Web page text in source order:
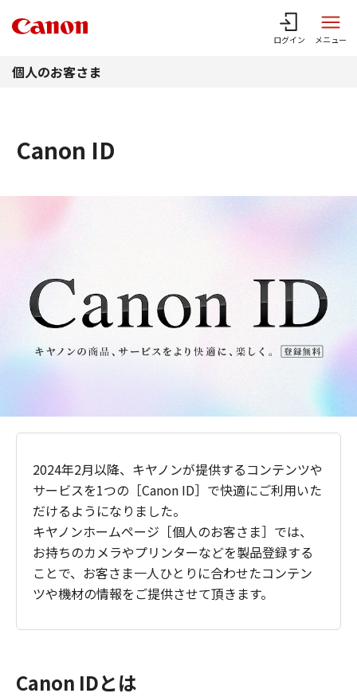
ログイン メニュー
個人のお客さま
Canon ID
2024年2月以降、キヤノンが提供するコンテンツや
サービスを1つの［Canon ID］で快適にご利用いた
だけるようになりました。
キヤノンホームページ［個人のお客さま］では、
お持ちのカメラやプリンターなどを製品登録する
ことで、お客さま一人ひとりに合わせたコンテン
ツや機材の情報をご提供させて頂きます。
Canon IDとは